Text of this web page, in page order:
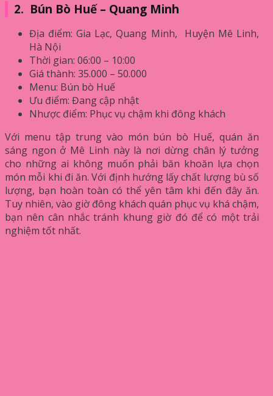
2. Bún Bò Huế – Quang Minh
Địa điểm: Gia Lạc, Quang Minh, Huyện Mê Linh,
Hà Nội
Thời gian: 06:00 – 10:00
Giá thành: 35.000 – 50.000
Menu: Bún bò Huế
Ưu điểm: Đang cập nhật
Nhược điểm: Phục vụ chậm khi đông khách
Với menu tập trung vào món bún bò Huế, quán ăn
sáng ngon ở Mê Linh này là nơi dừng chân lý tưởng
cho những ai không muốn phải băn khoăn lựa chọn
món mỗi khi đi ăn. Với định hướng lấy chất lượng bù số
lượng, bạn hoàn toàn có thể yên tâm khi đến đây ăn.
Tuy nhiên, vào giờ đông khách quán phục vụ khá chậm,
bạn nên cân nhắc tránh khung giờ đó để có một trải
nghiệm tốt nhất.